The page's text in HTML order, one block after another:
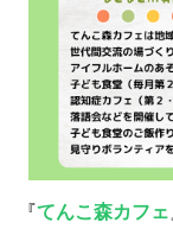
『てんこ森カフェ